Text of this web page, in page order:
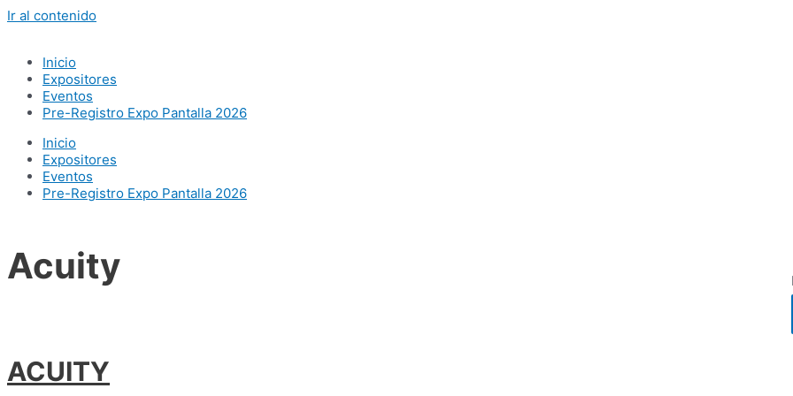
Ir al contenido
Inicio
Expositores
Eventos
Pre-Registro Expo Pantalla 2026
Inicio
Expositores
Eventos
Pre-Registro Expo Pantalla 2026
Acuity
ACUITY